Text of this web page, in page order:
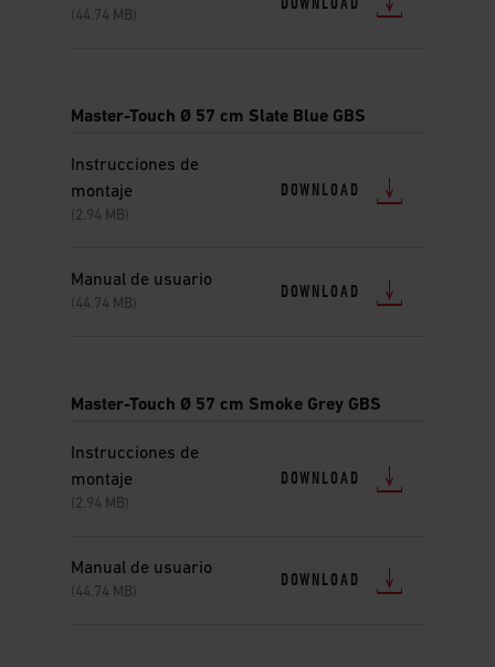
(44.74 MB)
Master-Touch Ø 57 cm Slate Blue GBS
Instrucciones de
montaje
(2.94 MB)
DOWNLOAD
Manual de usuario
(44.74 MB)
DOWNLOAD
Master-Touch Ø 57 cm Smoke Grey GBS
Instrucciones de
montaje
(2.94 MB)
DOWNLOAD
Manual de usuario
(44.74 MB)
DOWNLOAD